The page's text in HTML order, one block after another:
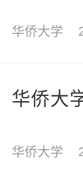
华侨大学
华侨大
华侨大学